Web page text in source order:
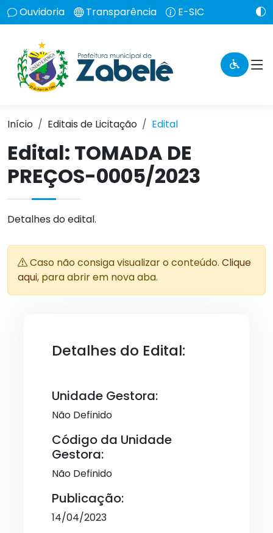
Ouvidoria Transparência E-SIC
Início Editais de Licitação Edital
Edital: TOMADA DE
PREÇOS-0005/2023
Detalhes do edital.
Caso não consiga visualizar o conteúdo. Clique
aqui, para abrir em nova aba.
Detalhes do Edital:
Unidade Gestora:
Não Definido
Código da Unidade
Gestora:
Não Definido
Publicação:
14/04/2023